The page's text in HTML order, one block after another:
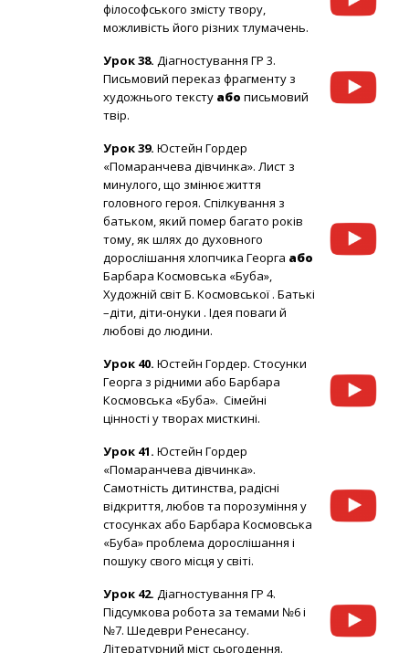
філософського змісту твору,
можливість його різних тлумачень.
Урок 38. Діагностування ГР 3.
Письмовий переказ фрагменту з
художнього тексту або письмовий
твір.
Урок 39. Юстейн Гордер
«Помаранчева дівчинка». Лист з
минулого, що змінює життя
головного героя. Спілкування з
батьком, який помер багато років
тому, як шлях до духовного
дорослішання хлопчика Георга або
Барбара Космовська «Буба»,
Художній світ Б. Космовської . Батькі
–діти, діти-онуки . Ідея поваги й
любові до людини.
Урок 40. Юстейн Гордер. Стосунки
Георга з рідними або Барбара
Космовська «Буба». Сімейні
цінності у творах мисткині.
Урок 41. Юстейн Гордер
«Помаранчева дівчинка».
Самотність дитинства, радісні
відкриття, любов та порозуміння у
стосунках або Барбара Космовська
«Буба» проблема дорослішання і
пошуку свого місця у світі.
Урок 42. Діагностування ГР 4.
Підсумкова робота за темами №6 і
№7. Шедеври Ренесансу.
Літературний міст сьогодення.